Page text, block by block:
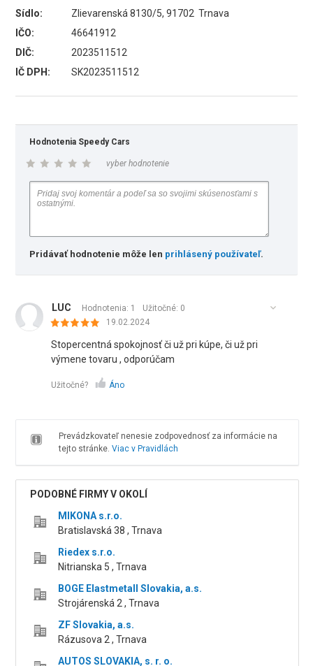
Sídlo:
Zlievarenská 8130/5, 91702 Trnava
IČO:
46641912
DIČ:
2023511512
IČ DPH:
SK2023511512
Hodnotenia Speedy Cars
vyber hodnotenie
Pridávať hodnotenie môže len prihlásený používateľ.
LUC Hodnotenia: 1 Užitočné: 0
19.02.2024
Stopercentná spokojnosť či už pri kúpe, či už pri
výmene tovaru , odporúčam
Užitočné? Áno
Prevádzkovateľ nenesie zodpovednosť za informácie na
tejto stránke. Viac v Pravidlách
PODOBNÉ FIRMY V OKOLÍ
MIKONA s.r.o.
Bratislavská 38 , Trnava
Riedex s.r.o.
Nitrianska 5 , Trnava
BOGE Elastmetall Slovakia, a.s.
Strojárenská 2 , Trnava
ZF Slovakia, a.s.
Rázusova 2 , Trnava
AUTOS SLOVAKIA, s. r. o.